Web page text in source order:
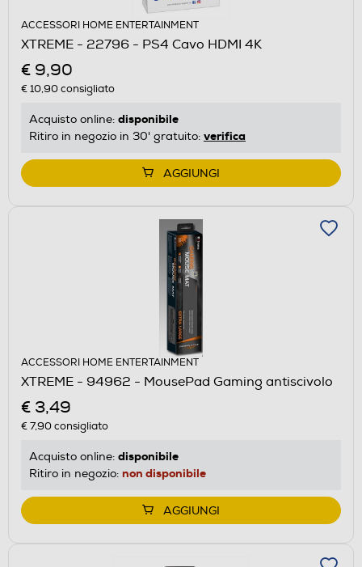
ACCESSORI HOME ENTERTAINMENT
XTREME - 22796 - PS4 Cavo HDMI 4K
€ 9,90
€ 10,90consigliato
Acquisto online: disponibile
Ritiro in negozio in 30' gratuito: verifica
AGGIUNGI
ACCESSORI HOME ENTERTAINMENT
XTREME - 94962 - MousePad Gaming antiscivolo
€ 3,49
€ 7,90consigliato
Acquisto online: disponibile
Ritiro in negozio: non disponibile
AGGIUNGI